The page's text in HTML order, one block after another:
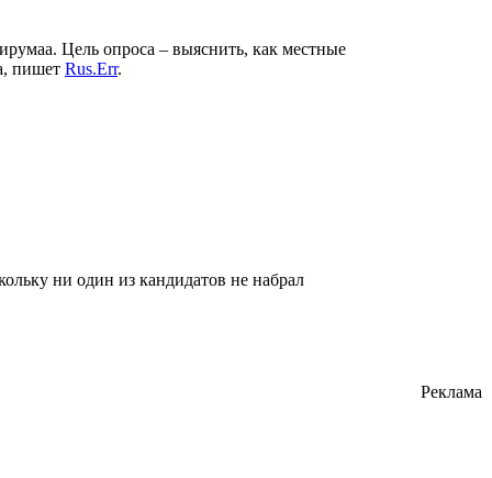
Цель опроса – выяснить, как местные
пишет Rus.Err.
ни один из кандидатов не набрал
Реклама